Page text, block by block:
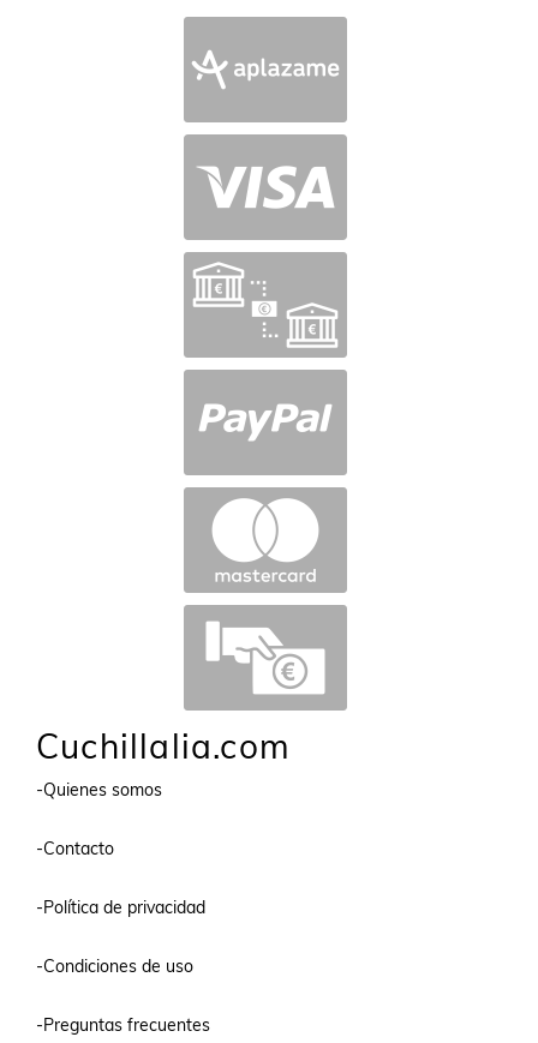
Cuchillalia.com
-Quienes somos
-Contacto
-Política de privacidad
-Condiciones de uso
-Preguntas frecuentes